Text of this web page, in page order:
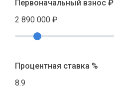
Первоначальный взнос ₽
2 890 000 ₽
Процентная ставка %
8.9